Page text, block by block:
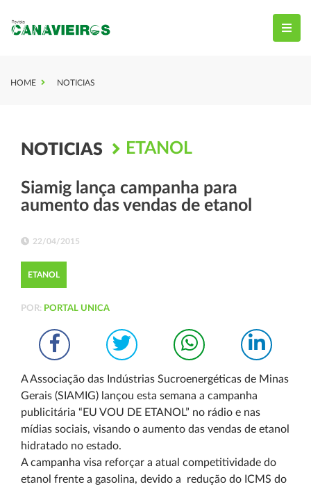
HOME NOTICIAS
NOTICIAS ETANOL
Siamig lança campanha para
aumento das vendas de etanol
22/04/2015
ETANOL
POR: PORTAL UNICA
A Associação das Indústrias Sucroenergéticas de Minas
Gerais (SIAMIG) lançou esta semana a campanha
publicitária “EU VOU DE ETANOL” no rádio e nas
mídias sociais, visando o aumento das vendas de etanol
hidratado no estado.
A campanha visa reforçar a atual competitividade do
etanol frente a gasolina, devido a redução do ICMS do